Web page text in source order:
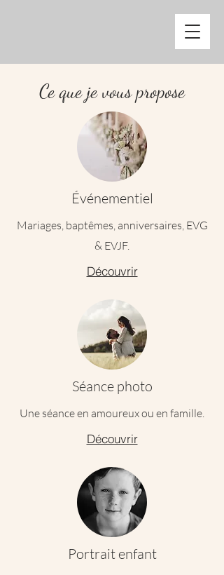
Ce que je vous propose
Événementiel
Mariages, baptêmes, anniversaires, EVG
& EVJF.
Découvrir
Séance photo
Une séance en amoureux ou en famille.
Découvrir
Portrait enfant